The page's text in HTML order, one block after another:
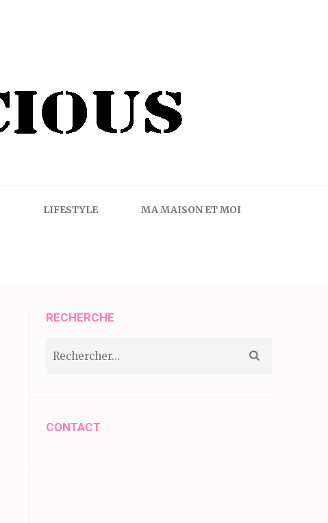
LIFESTYLE MA MAISON ET MOI
RECHERCHE
CONTACT